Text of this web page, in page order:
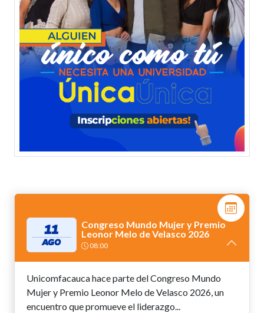
11
AGO
Congreso Mundo Mujer y Premio
Leonor Melo de Velasco 2026
08:00
Unicomfacauca hace parte del Congreso Mundo
Mujer y Premio Leonor Melo de Velasco 2026, un
encuentro que promueve el liderazgo...